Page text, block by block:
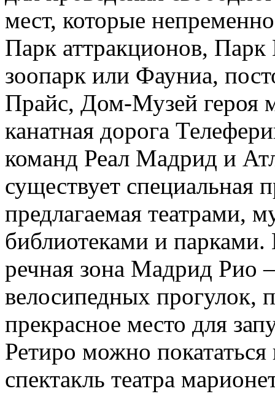
мест, которые
Парк аттракционов,
зоопарк или Фауниа,
Прайс, Дом-Музей героя
канатная дорога
команд Реал Мадрид и
существует специальная
предлагаемая театрами,
библиотеками и
речная зона Мадрид Рио
велосипедных
прекрасное место для
Ретиро можно
спектакль театра